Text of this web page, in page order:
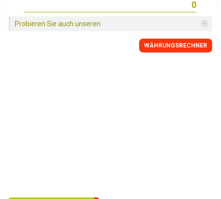
Probieren Sie auch unseren
WÄHRUNGSRECHNER